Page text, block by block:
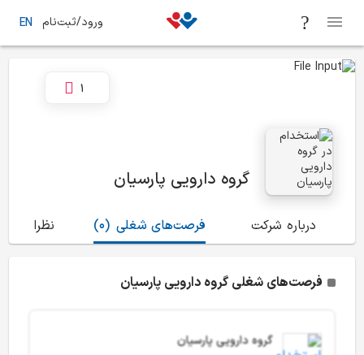
ورود/ثبت‌نام EN
گروه دارویی پارسیان
1
درباره شرکت (0) فرصت‌های شغلی نظرات
فرصت‌های شغلی گروه دارویی پارسیان
گروه دارویی پارسیان